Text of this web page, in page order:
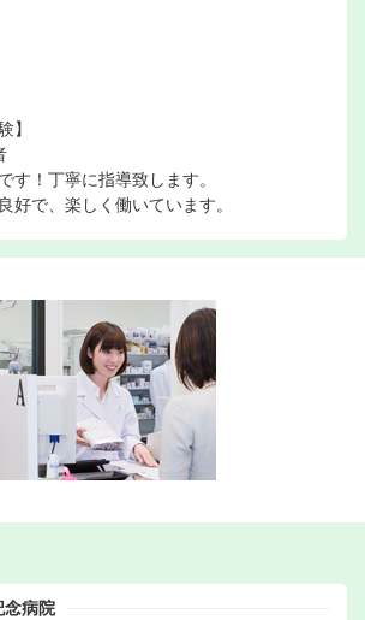
】
す！丁寧に指導致します。
好で、楽しく働いています。
念病院